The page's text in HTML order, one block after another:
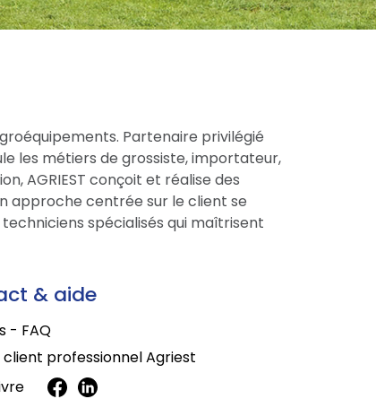
Partenaire privilégié
les métiers de grossiste, importateur,
AGRIEST conçoit et réalise des
approche centrée sur le client se
spécialisés qui maîtrisent
& aide
- FAQ
client professionnel Agriest